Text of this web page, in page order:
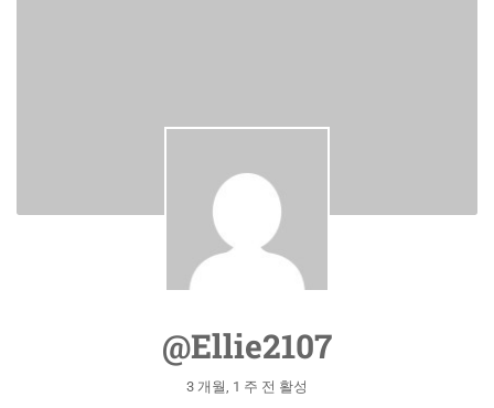
@ellie2107
3 개월, 1 주 전 활성